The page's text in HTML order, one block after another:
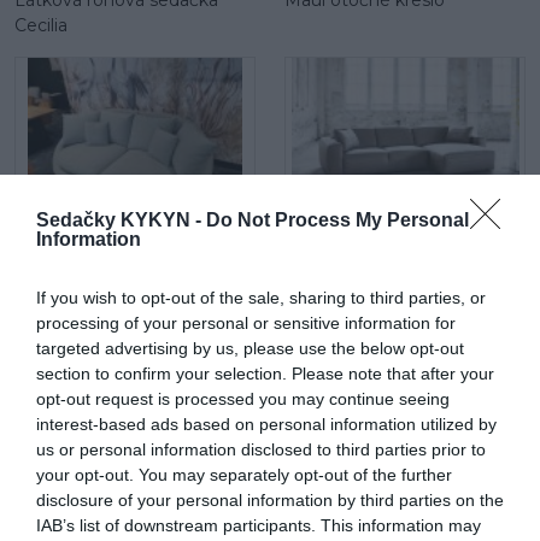
Sedačky KYKYN - Do Not Process My Personal
Information
If you wish to opt-out of the sale, sharing to third parties, or
processing of your personal or sensitive information for
targeted advertising by us, please use the below opt-out
section to confirm your selection. Please note that after your
opt-out request is processed you may continue seeing
interest-based ads based on personal information utilized by
us or personal information disclosed to third parties prior to
your opt-out. You may separately opt-out of the further
disclosure of your personal information by third parties on the
IAB’s list of downstream participants. This information may
Cecilia
Maui mega 2 sed
Be comfy v koži
Látková rohová sedačka
Lumber Jack s otomanom